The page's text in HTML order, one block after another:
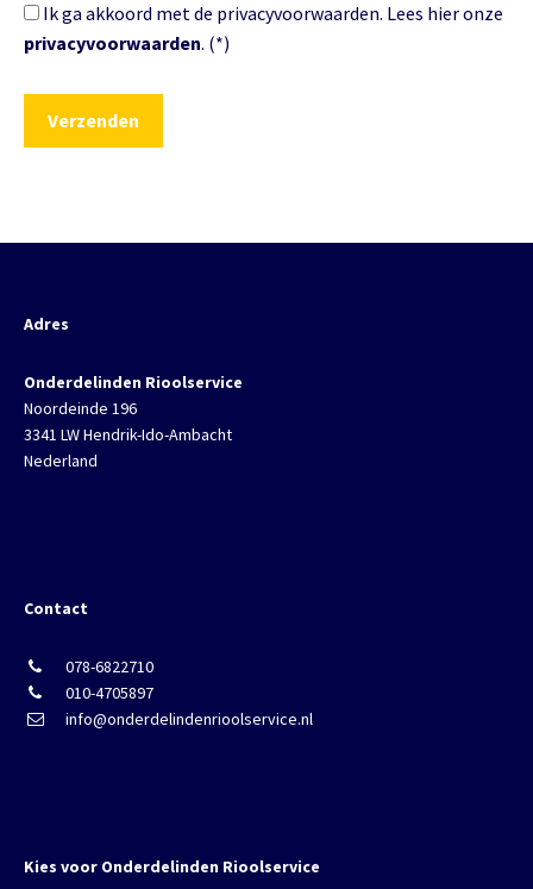
Ik ga akkoord met de privacyvoorwaarden. Lees hier onze
privacyvoorwaarden. (*)
Adres
Onderdelinden Rioolservice
Noordeinde 196
3341 LW Hendrik-Ido-Ambacht
Nederland
Contact
078-6822710
010-4705897
info@onderdelindenrioolservice.nl
Kies voor Onderdelinden Rioolservice